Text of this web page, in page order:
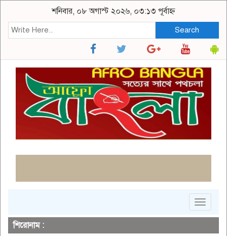
শনিবার, ০৮ অগাস্ট ২০২৬, ০৩:১৩ পূর্বাহ্ন
Search
Toggle
শিরোনাম :